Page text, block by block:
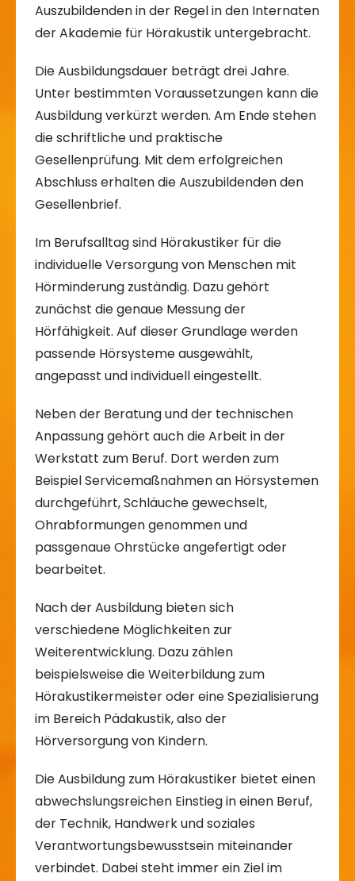
Auszubildenden in der Regel in den Internaten
der Akademie für Hörakustik untergebracht.
Die Ausbildungsdauer beträgt drei Jahre.
Unter bestimmten Voraussetzungen kann die
Ausbildung verkürzt werden. Am Ende stehen
die schriftliche und praktische
Gesellenprüfung. Mit dem erfolgreichen
Abschluss erhalten die Auszubildenden den
Gesellenbrief.
Im Berufsalltag sind Hörakustiker für die
individuelle Versorgung von Menschen mit
Hörminderung zuständig. Dazu gehört
zunächst die genaue Messung der
Hörfähigkeit. Auf dieser Grundlage werden
passende Hörsysteme ausgewählt,
angepasst und individuell eingestellt.
Neben der Beratung und der technischen
Anpassung gehört auch die Arbeit in der
Werkstatt zum Beruf. Dort werden zum
Beispiel Servicemaßnahmen an Hörsystemen
durchgeführt, Schläuche gewechselt,
Ohrabformungen genommen und
passgenaue Ohrstücke angefertigt oder
bearbeitet.
Nach der Ausbildung bieten sich
verschiedene Möglichkeiten zur
Weiterentwicklung. Dazu zählen
beispielsweise die Weiterbildung zum
Hörakustikermeister oder eine Spezialisierung
im Bereich Pädakustik, also der
Hörversorgung von Kindern.
Die Ausbildung zum Hörakustiker bietet einen
abwechslungsreichen Einstieg in einen Beruf,
der Technik, Handwerk und soziales
Verantwortungsbewusstsein miteinander
verbindet. Dabei steht immer ein Ziel im